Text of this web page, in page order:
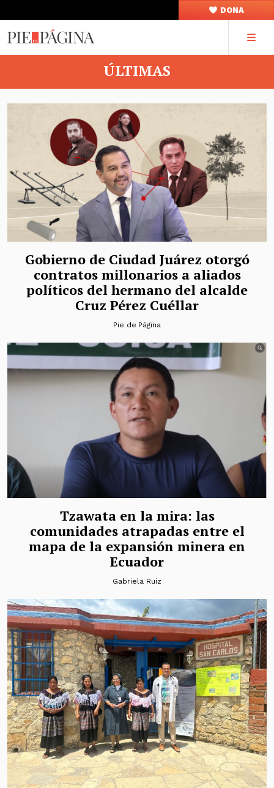
DONA
ÚLTIMAS
Gobierno de Ciudad Juárez otorgó
contratos millonarios a aliados
políticos del hermano del alcalde
Cruz Pérez Cuéllar
Pie de Página
Tzawata en la mira: las
comunidades atrapadas entre el
mapa de la expansión minera en
Ecuador
Gabriela Ruiz